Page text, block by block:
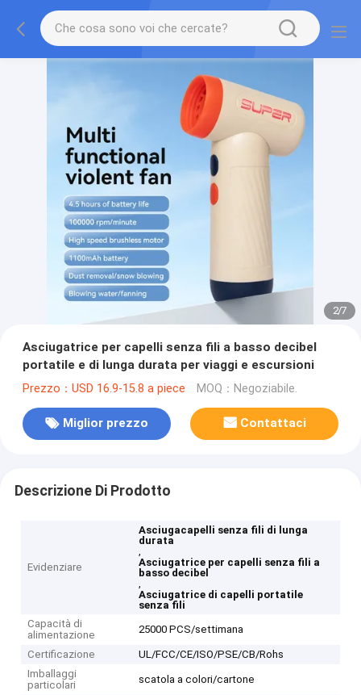
2/7
Asciugatrice per capelli senza fili a basso decibel
portatile e di lunga durata per viaggi e escursioni
Prezzo：USD 16.9-15.8 a piece MOQ：Negoziabile.
Miglior prezzo Contattaci
Descrizione Di Prodotto
Evidenziare
Asciugacapelli senza fili di lunga
durata
,
Asciugatrice per capelli senza fili a
basso decibel
,
Asciugatrice di capelli portatile
senza fili
Capacità di
alimentazione
25000 PCS/settimana
Certificazione
UL/FCC/CE/ISO/PSE/CB/Rohs
Imballaggi
particolari
scatola a colori/cartone